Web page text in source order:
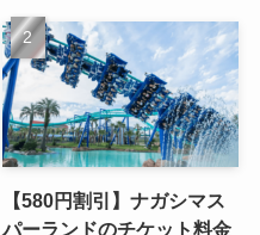
【580円割引】ナガシマス
パーランドのチケット料金